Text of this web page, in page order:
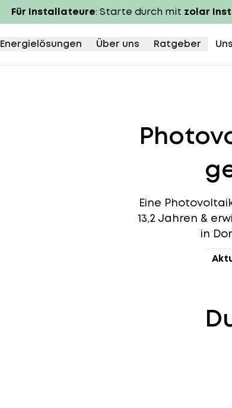
Für Installateure: Starte durch mit zolar
Energielösungen Über uns Ratgeber
Eine
13,2 Jahren &
in